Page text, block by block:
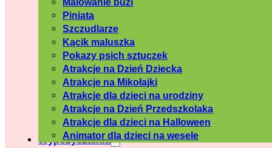
Piniata
Szczudlarze
Kącik maluszka
Pokazy psich sztuczek
Atrakcje na Dzień Dziecka
Atrakcje na Mikołajki
Atrakcje dla dzieci na urodziny
Atrakcje na Dzień Przedszkolaka
Atrakcje dla dzieci na Halloween
Animator dla dzieci na wesele
Wypożyczalnia